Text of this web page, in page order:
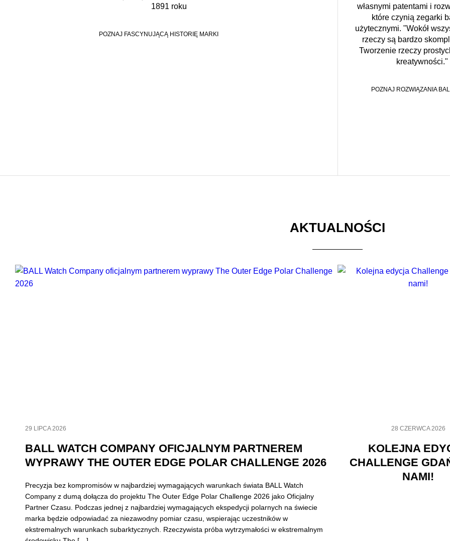
1891 roku
POZNAJ FASCYNUJĄCĄ HISTORIĘ MARKI
własnymi patentami i
które czynią zegarki
użytecznymi. "Wokół
rzeczy są bardzo
Tworzenie rzeczy
kreatywności."
POZNAJ ROZWIĄZANIA
AKTUALNOŚCI
29 LIPCA 2026
BALL WATCH COMPANY OFICJALNYM PARTNEREM
WYPRAWY THE OUTER EDGE POLAR CHALLENGE 2026
Precyzja bez kompromisów w najbardziej wymagających warunkach świata BALL Watch
Company z dumą dołącza do projektu The Outer Edge Polar Challenge 2026 jako Oficjalny
Partner Czasu. Podczas jednej z najbardziej wymagających ekspedycji polarnych na świecie
marka będzie odpowiadać za niezawodny pomiar czasu, wspierając uczestników w
ekstremalnych warunkach subarktycznych. Rzeczywista próba wytrzymałości w ekstremalnym
28 CZERWCA 2026
KOLEJNA
CHALLENGE
NAMI!